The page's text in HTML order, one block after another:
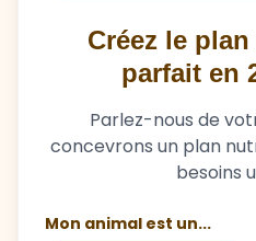
Créez le
parfait en
Parlez-nous de
concevrons un plan
besoins
Mon animal est un...